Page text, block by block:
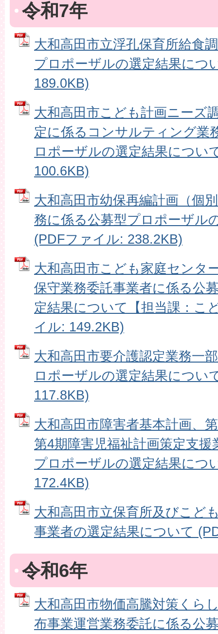
令和7年
大和高田市立浮孔保育所給食
プロポーザルの選定結果につ
189.0KB)
大和高田市こども計画ニーズ
定に係るコンサルティング業
ロポーザルの選定結果につい
100.6KB)
大和高田市幼保再編計画（個
務に係る公募型プロポーザル
(PDFファイル: 238.2KB)
大和高田市こども家庭センタ
保守業務委託事業者に係る公
定結果について【担当課：こ
イル: 149.2KB)
大和高田市要介護認定業務一
ロポーザルの選定結果につい
117.8KB)
大和高田市障害者基本計画、
第4期障害児福祉計画策定支
プロポーザルの選定結果につ
172.4KB)
大和高田市立保育所及びこど
事業者の選定結果について
令和6年
大和高田市物価高騰対策くら
布事業運営業務委託に係る公